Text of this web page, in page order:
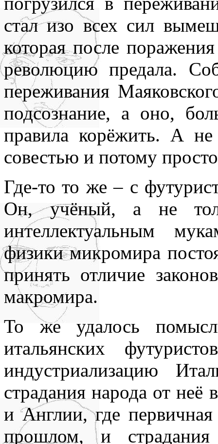
стал изо всех сил
которая после
революцию предала.
переживания
подсознание, а оно,
правила корёжить. А
совестью и потому
Где-то то же – с
Он, учёный, а не
интеллектуальным
физики микромира
принять отличие
макромира.
То же удалось
итальянских
индустриализацию
страдания народа от
и Англии, где
прошлом, и